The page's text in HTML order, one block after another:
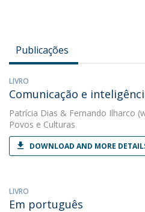
Publicações
LIVRO
Comunicação e
Patrícia Dias & Fernando Ilharco
Povos e Culturas
DOWNLOAD AND MORE
LIVRO
Em português